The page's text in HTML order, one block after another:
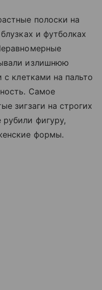
полоски на
и футболках
излишнюю
с клетками на пальто
Самое
зигзаги на строгих
фигуру,
формы.